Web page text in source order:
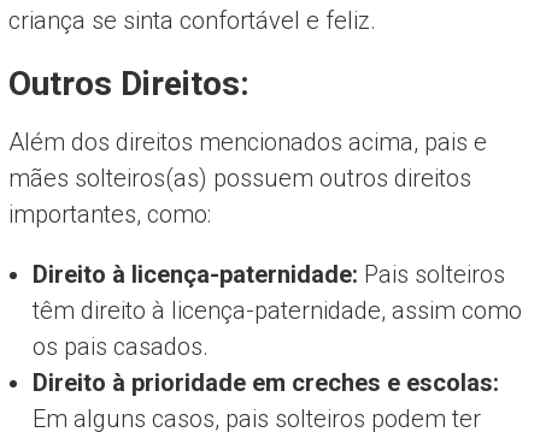
criança se sinta confortável e feliz.
Outros Direitos:
Além dos direitos mencionados acima, pais e
mães solteiros(as) possuem outros direitos
importantes, como:
Direito à licença-paternidade: Pais solteiros
têm direito à licença-paternidade, assim como
os pais casados.
Direito à prioridade em creches e escolas:
Em alguns casos, pais solteiros podem ter